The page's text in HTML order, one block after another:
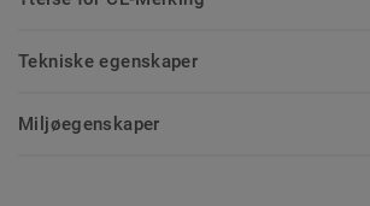
Tekniske egenskaper
Miljøegenskaper